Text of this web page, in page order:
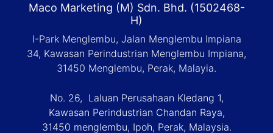
Maco Marketing (M) Sdn. Bhd. (1502468-
H)
I-Park Menglembu, Jalan Menglembu Impiana
34, Kawasan Perindustrian Menglembu Impiana,
31450 Menglembu, Perak, Malayia.
No. 26, Laluan Perusahaan Kledang 1,
Kawasan Perindustrian Chandan Raya,
31450 menglembu, Ipoh, Perak, Malaysia.